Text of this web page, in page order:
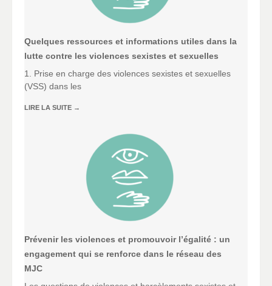
Quelques ressources et informations utiles dans la
lutte contre les violences sexistes et sexuelles
1. Prise en charge des violences sexistes et sexuelles
(VSS) dans les
LIRE LA SUITE →
Prévenir les violences et promouvoir l’égalité : un
engagement qui se renforce dans le réseau des
MJC